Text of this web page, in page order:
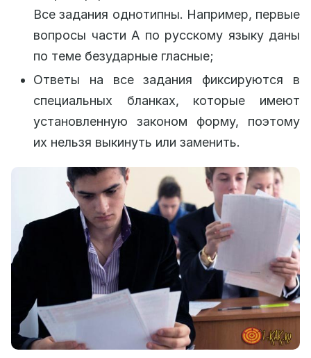
Все задания однотипны. Например, первые
вопросы части А по русскому языку даны
по теме безударные гласные;
Ответы на все задания фиксируются в
специальных бланках, которые имеют
установленную законом форму, поэтому
их нельзя выкинуть или заменить.